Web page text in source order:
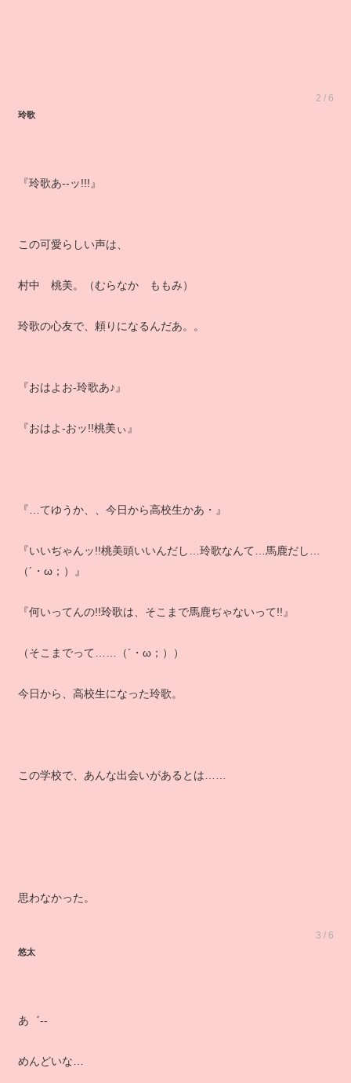
2 / 6
玲歌
『玲歌あ‐‐ッ!!!』
この可愛らしい声は、
村中 桃美。（むらなか ももみ）
玲歌の心友で、頼りになるんだあ。。
『おはよお‐玲歌あ♪』
『おはよ‐おッ!!桃美ぃ』
『…てゆうか、、今日から高校生かあ・』
『いいぢゃんッ!!桃美頭いいんだし…玲歌なんて…馬鹿だし…
（´・ω；）』
『何いってんの!!玲歌は、そこまで馬鹿ぢゃないって!!』
（そこまでって……（´・ω；））
今日から、高校生になった玲歌。
この学校で、あんな出会いがあるとは……
思わなかった。
3 / 6
悠太
あ゛‐‐
めんどいな…